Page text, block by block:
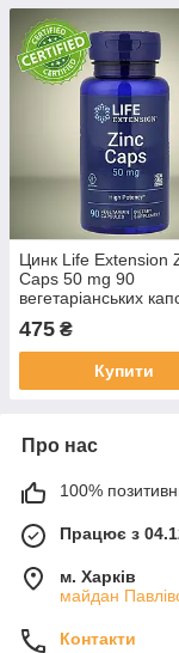
Цинк Life Extension
Caps 50 mg 90
вегетаріанських
475 ₴
Купити
Про нас
100%
Працює з
м. Харків
майдан
Контакти